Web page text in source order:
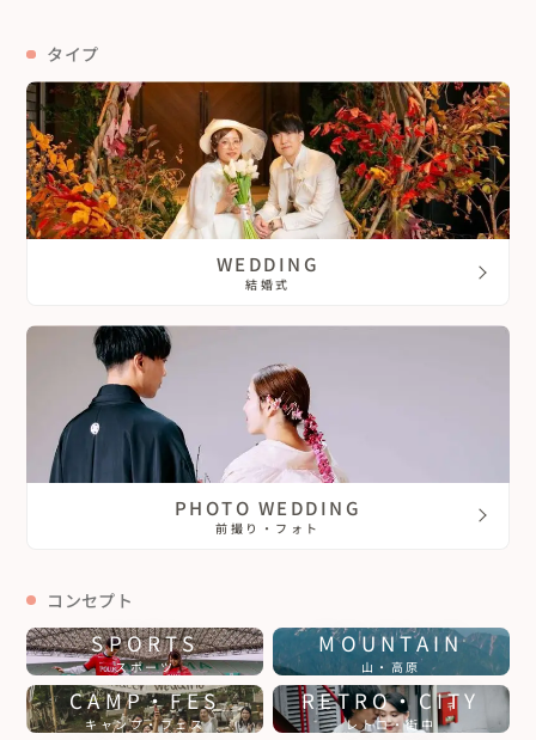
愛媛県
高知県
鹿児島県
沖縄県
タイプ
WEDDING
結婚式
PHOTO WEDDING
前撮り・フォト
コンセプト
SPORTS
スポーツ
MOUNTAIN
山・高原
CAMP・FES
キャンプ・フェス
RETRO・CITY
レトロ・街中